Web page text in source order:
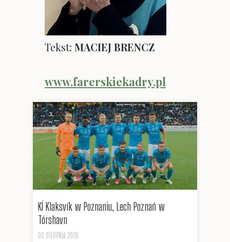
Tekst: MACIEJ BRENCZ
www.farerskiekadry.pl
KÍ Klaksvík w Poznaniu, Lech Poznań w
Tórshavn
03 SIERPNIA 2026